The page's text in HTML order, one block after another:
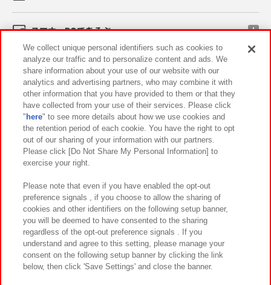
スマホ・PCであそぶ
イベント・キャンペーン
関連会社 サステナビリティ サイトポリシー
プライバシーポリシー ウェブアクセシビリティ方針と検証結果
お取引先さまとともに
カスタマーハラスメント対応方針 よくあるご質問・お問い合わせ
©Bandai Namco Amusement Inc.
We collect unique personal identifiers such as cookies to
analyze our traffic and to personalize content and ads. We
share information about your use of our website with our
analytics and advertising partners, who may combine it with
other information that you have provided to them or that they
have collected from your use of their services. Please click
" here" to see more details about how we use cookies and
the retention period of each cookie. You have the right to opt
out of our sharing of your information with our partners.
Please click [Do Not Share My Personal Information] to
exercise your right.
Please note that even if you have enabled the opt-out
preference signals , if you choose to allow the sharing of
cookies and other identifiers on the following setup banner,
you will be deemed to have consented to the sharing
regardless of the opt-out preference signals . If you
understand and agree to this setting, please manage your
consent on the following setup banner by clicking the link
below, then click 'Save Settings' and close the banner.